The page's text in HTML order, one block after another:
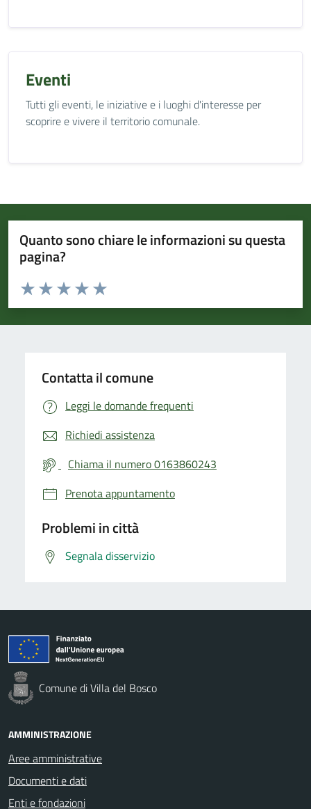
Eventi
Tutti gli eventi, le iniziative e i luoghi d'interesse per
scoprire e vivere il territorio comunale.
Quanto sono chiare le informazioni su questa
pagina?
Valuta da 1 a 5 stelle la pagina
Valuta 5 stelle su 5
Valuta 4 stelle su 5
Valuta 3 stelle su 5
Valuta 2 stelle su 5
Valuta 1 stelle su 5
Contatta il comune
Leggi le domande frequenti
Richiedi assistenza
Chiama il numero 0163860243
Prenota appuntamento
Problemi in città
Segnala disservizio
Comune di Villa del Bosco
AMMINISTRAZIONE
Aree amministrative
Documenti e dati
Enti e fondazioni